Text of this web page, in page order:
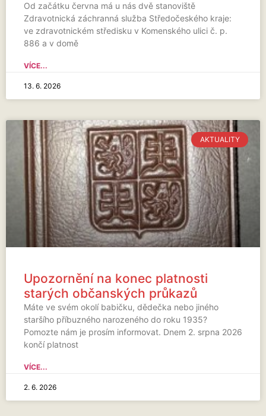
Od začátku června má u nás dvě stanoviště
Zdravotnická záchranná služba Středočeského kraje:
ve zdravotnickém středisku v Komenského ulici č. p.
886 a v domě
VÍCE...
13. 6. 2026
AKTUALITY
Upozornění na konec platnosti
starých občanských průkazů
Máte ve svém okolí babičku, dědečka nebo jiného
staršího příbuzného narozeného do roku 1935?
Pomozte nám je prosím informovat. Dnem 2. srpna 2026
končí platnost
VÍCE...
2. 6. 2026